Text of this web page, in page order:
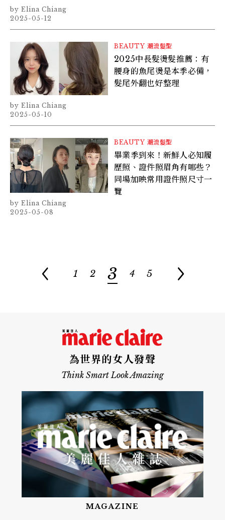
Elina Chiang
2025-05-12
BEAUTY 潮流髮型
2025中長髮燙髮推薦：有
腰身的魚尾燙是本季必備，
髮尾外翻也好整理
Elina Chiang
2025-05-10
BEAUTY 潮流髮型
畢業季到來！新鮮人必知履
歷照、證件照眉角有哪些？
同場加映常用證件照尺寸一
覽
Elina Chiang
2025-05-08
1 2 3 4 5
為世界的女人發聲
Think Smart Look Amazing
MAGAZINE